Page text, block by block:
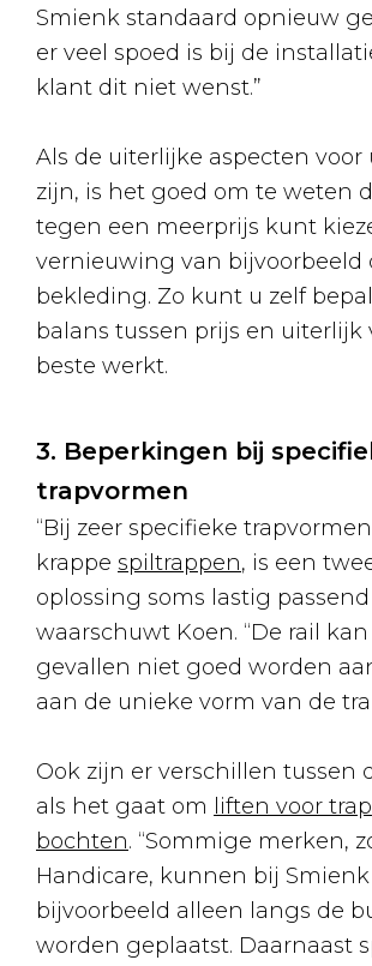
Smienk standaard opnieuw
er veel spoed is bij de
klant dit niet wenst.”
Als de uiterlijke aspecten
zijn, is het goed om te weten
tegen een meerprijs kunt
vernieuwing van bijvoorbeeld
bekleding. Zo kunt u zelf
balans tussen prijs en uiterlijk
beste werkt.
3. Beperkingen bij
trapvormen
“Bij zeer specifieke
krappe spiltrappen, is een
oplossing soms lastig
waarschuwt Koen. “De rail
gevallen niet goed worden
aan de unieke vorm van de
Ook zijn er verschillen tussen
als het gaat om
liften voor
bochten. “Sommige merken,
Handicare, kunnen bij Smienk
bijvoorbeeld alleen langs de
worden geplaatst. Daarnaast